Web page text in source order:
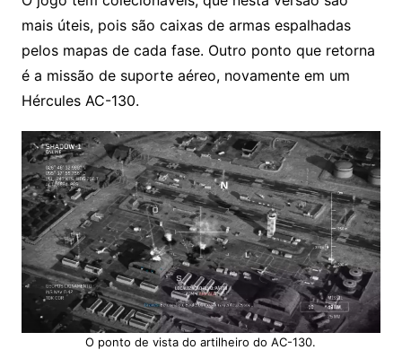
mais úteis, pois são caixas de armas espalhadas
pelos mapas de cada fase. Outro ponto que retorna
é a missão de suporte aéreo, novamente em um
Hércules AC-130.
O ponto de vista do artilheiro do AC-130.